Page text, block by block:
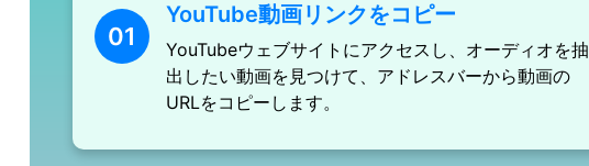
01
YouTube動画リンクをコピー
YouTubeウェブサイトにアクセスし、オーディオを抽
出したい動画を見つけて、アドレスバーから動画の
URLをコピーします。